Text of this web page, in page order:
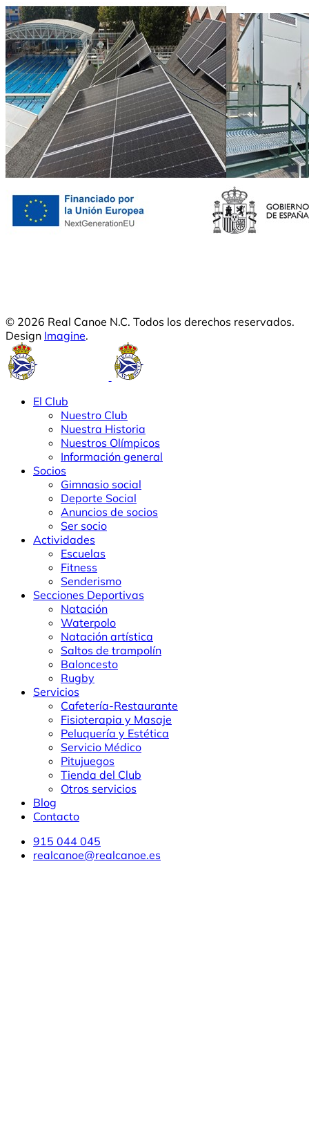
© 2026 Real Canoe N.C. Todos los derechos reservados.
Design Imagine.
El Club
Nuestro Club
Nuestra Historia
Nuestros Olímpicos
Información general
Socios
Gimnasio social
Deporte Social
Anuncios de socios
Ser socio
Actividades
Escuelas
Fitness
Senderismo
Secciones Deportivas
Natación
Waterpolo
Natación artística
Saltos de trampolín
Baloncesto
Rugby
Servicios
Cafetería-Restaurante
Fisioterapia y Masaje
Peluquería y Estética
Servicio Médico
Pitujuegos
Tienda del Club
Otros servicios
Blog
Contacto
915 044 045
realcanoe@realcanoe.es